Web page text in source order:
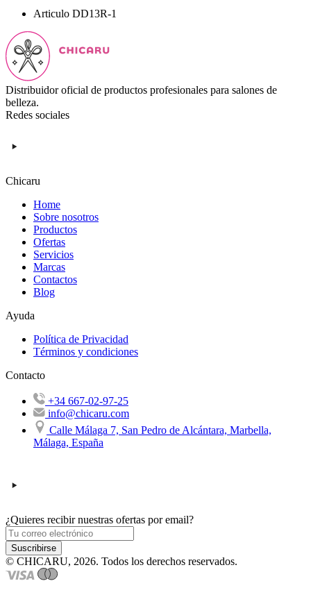
Articulo DD13R-1
Distribuidor oficial de productos profesionales para salones de
belleza.
Redes sociales
Chicaru
Home
Sobre nosotros
Productos
Ofertas
Servicios
Marcas
Contactos
Blog
Ayuda
Política de Privacidad
Términos y condiciones
Contacto
+34 667-02-97-25
info@chicaru.com
Calle Málaga 7, San Pedro de Alcántara, Marbella,
Málaga, España
¿Quieres recibir nuestras ofertas por email?
Suscribirse
© CHICARU, 2026. Todos los derechos reservados.